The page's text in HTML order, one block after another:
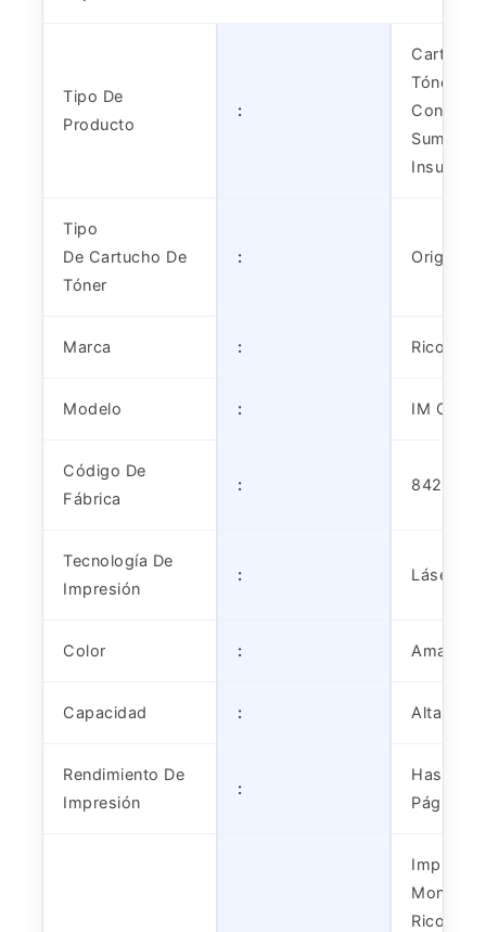
Tipo De
Producto
:
Cartucho
Tóner |
Insumo
Tipo
De Cartucho De
Tóner
: Original
Marca : Ricoh
Modelo : IM C320
Código De
Fábrica
: 842720
Tecnología De
Impresión
: Láser a
Color : Amarillo
Capacidad : Alta
Rendimiento De
Impresión
:
Hasta
Páginas
Ricoh